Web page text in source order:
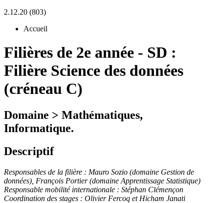
2.12.20 (803)
Accueil
Filières de 2e année - SD :
Filière Science des données
(créneau C)
Domaine > Mathématiques,
Informatique.
Descriptif
Responsables de la filière : Mauro Sozio (domaine Gestion de
données), François Portier (domaine Apprentissage Statistique)
Responsable mobilité internationale : Stéphan Clémençon
Coordination des stages : Olivier Fercoq et Hicham Janati